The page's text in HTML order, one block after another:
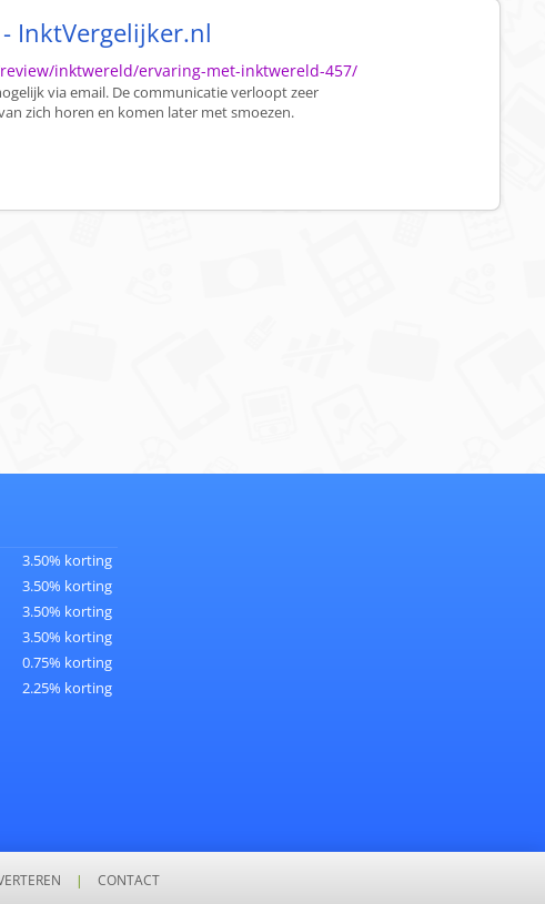
InktVergelijker.nl
inktwereld/ervaring-met-inktwereld-457/
via email. De communicatie verloopt zeer
zich horen en komen later met smoezen.
3.50% korting
3.50% korting
3.50% korting
3.50% korting
0.75% korting
2.25% korting
| CONTACT